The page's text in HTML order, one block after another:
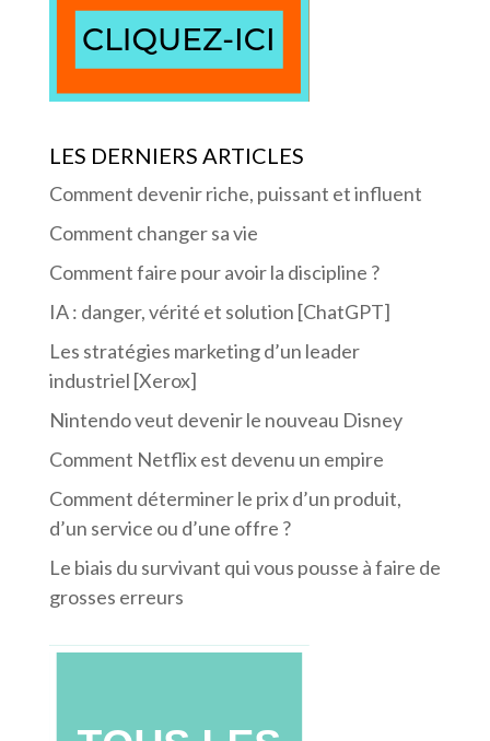
LES DERNIERS ARTICLES
Comment devenir riche, puissant et influent
Comment changer sa vie
Comment faire pour avoir la discipline ?
IA : danger, vérité et solution [ChatGPT]
Les stratégies marketing d’un leader
industriel [Xerox]
Nintendo veut devenir le nouveau Disney
Comment Netflix est devenu un empire
Comment déterminer le prix d’un produit,
d’un service ou d’une offre ?
Le biais du survivant qui vous pousse à faire de
grosses erreurs